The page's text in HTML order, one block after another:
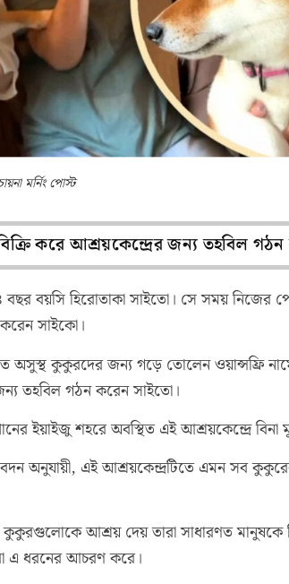
মর্নিং পোস্ট
করে আশ্রয়কেন্দ্রের জন্য তহবিল
বছর বয়সি হিরোতাকা সাইতো। সে সময় নিজের
সাইকো।
কুকুরদের জন্য গড়ে তোলেন ওয়ান্সফ্রি
তহবিল গঠন করেন সাইতো।
ইয়াইজু শহরে অবস্থিত এই আশ্রয়কেন্দ্রে
অনুযায়ী, এই আশ্রয়কেন্দ্রটিতে এমন সব
কুকুরগুলোকে আশ্রয় দেয় তারা সাধারণত মানুষকে
এ ধরনের আচরণ করে।